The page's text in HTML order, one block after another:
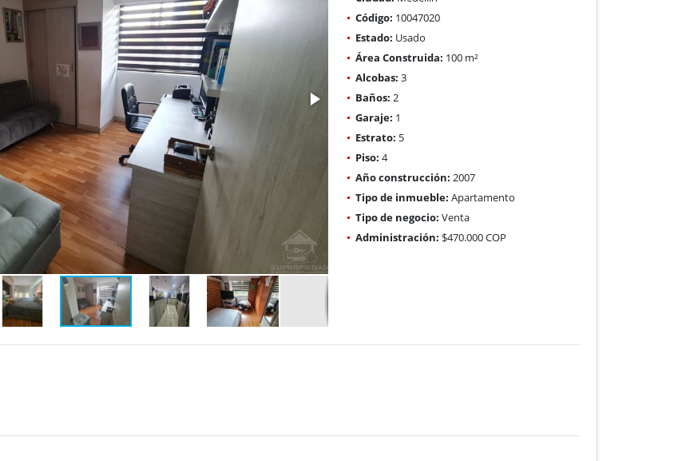
Código: 10047020
Estado: Usado
Área Construida: 100 m²
Alcobas: 3
Baños: 2
Garaje: 1
Estrato: 5
Piso: 4
Año construcción: 2007
Tipo de inmueble: Apartamento
Tipo de negocio: Venta
Administración: $470.000 COP